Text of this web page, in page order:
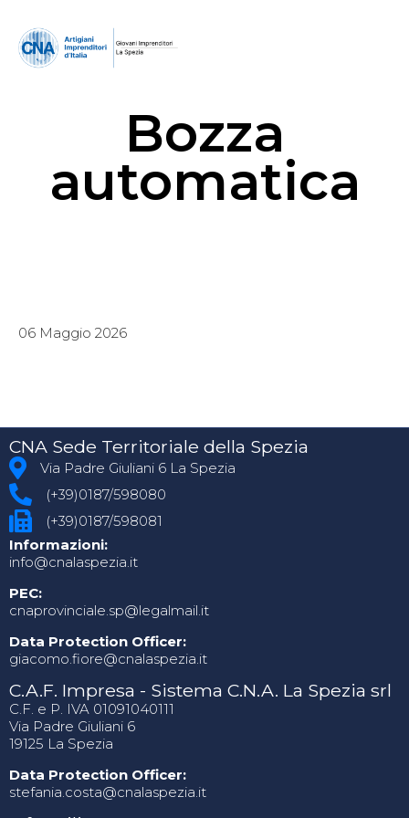
Bozza
automatica
06 Maggio 2026
CNA Sede Territoriale della Spezia
Via Padre Giuliani 6 La Spezia
(+39)0187/598080
(+39)0187/598081
Informazioni:
info@cnalaspezia.it
PEC:
cnaprovinciale.sp@legalmail.it
Data Protection Officer:
giacomo.fiore@cnalaspezia.it
C.A.F. Impresa - Sistema C.N.A. La Spezia srl
C.F. e P. IVA 01091040111
Via Padre Giuliani 6
19125 La Spezia
Data Protection Officer:
stefania.costa@cnalaspezia.it